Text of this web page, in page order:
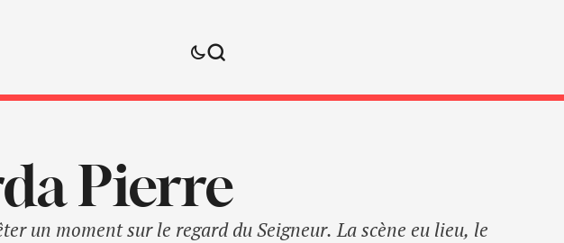
Pierre
un moment sur le regard du Seigneur. La scène eu lieu, le